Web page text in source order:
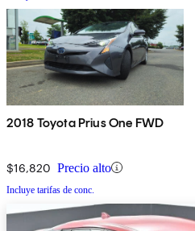
2018 Toyota Prius One FWD
$16,820 Precio alto
Incluye tarifas de conc.